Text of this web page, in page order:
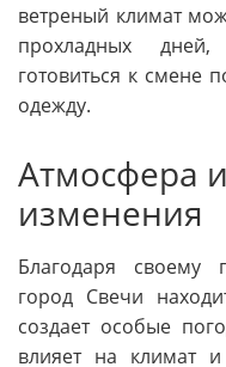
ветреный климат
прохладных
готовиться к смене
одежду.
Атмосфера
изменения
Благодаря своему
город Свечи
создает особые
влияет на климат